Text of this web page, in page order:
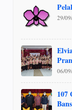
29/
06/
107